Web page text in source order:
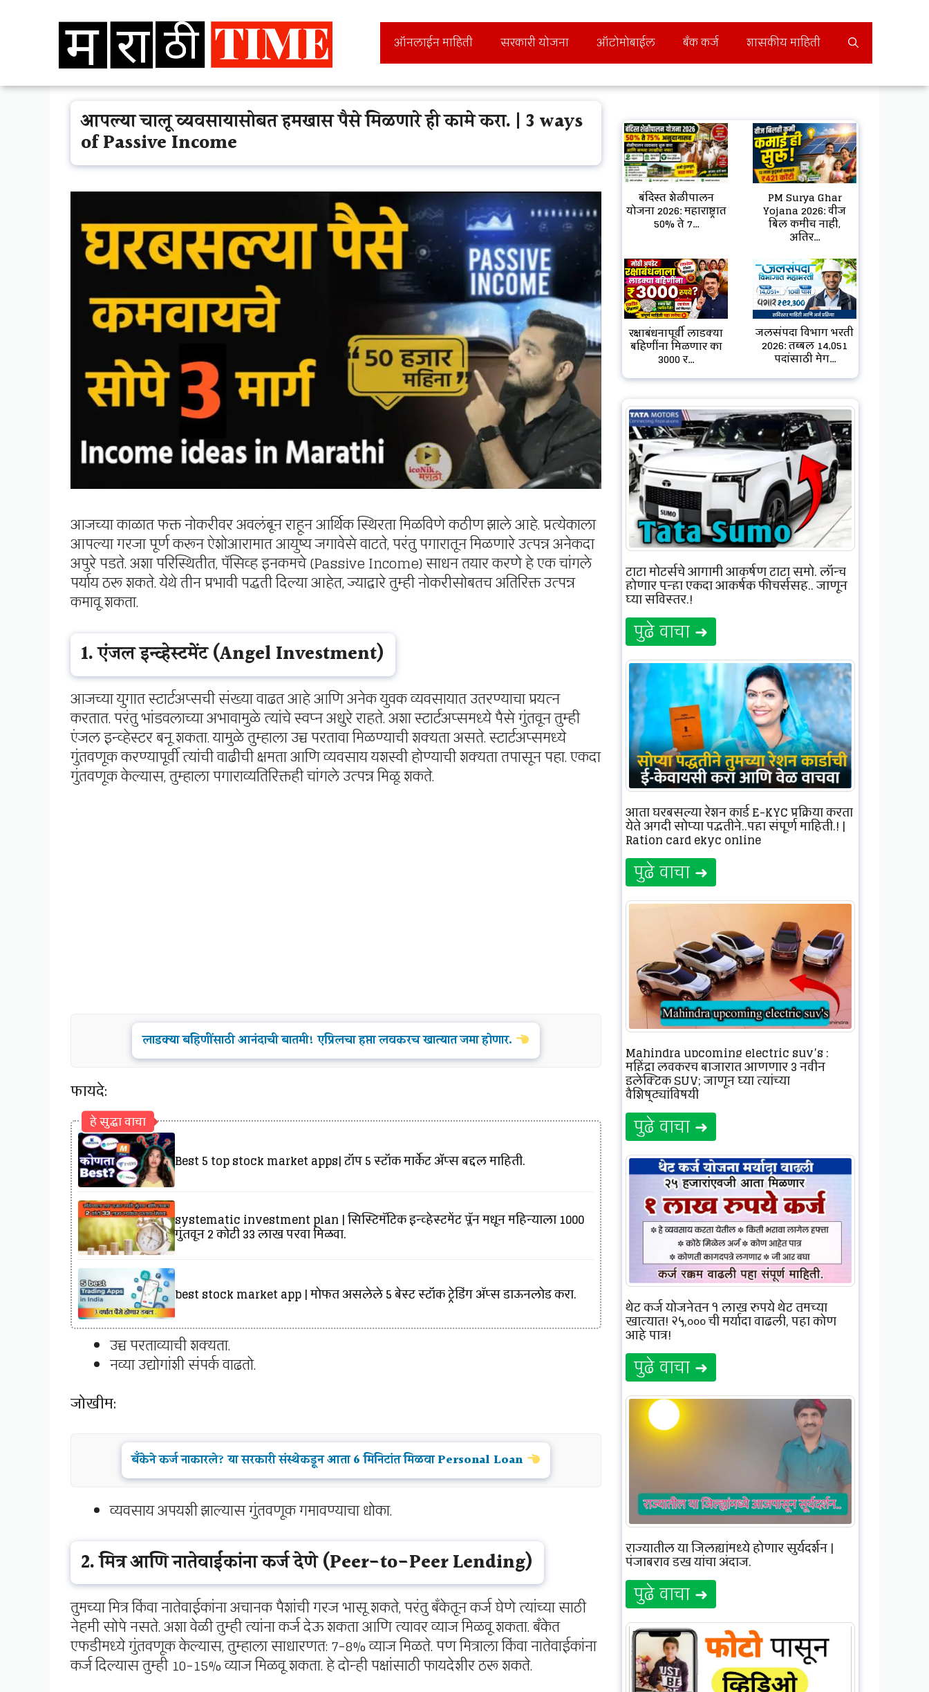
ऑनलाईन माहिती सरकारी योजना ऑटोमोबाईल बँक कर्ज शासकीय माहिती
आपल्या चालू व्यवसायासोबत हमखास पैसे मिळणारे ही कामे करा. | 3 ways
of Passive Income
आजच्या काळात फक्त नोकरीवर अवलंबून राहून आर्थिक स्थिरता मिळविणे कठीण झाले आहे. प्रत्येकाला
आपल्या गरजा पूर्ण करून ऐशोआरामात आयुष्य जगावेसे वाटते, परंतु पगारातून मिळणारे उत्पन्न अनेकदा
अपुरे पडते. अशा परिस्थितीत, पॅसिव्ह इनकमचे (Passive Income) साधन तयार करणे हे एक चांगले
पर्याय ठरू शकते. येथे तीन प्रभावी पद्धती दिल्या आहेत, ज्याद्वारे तुम्ही नोकरीसोबतच अतिरिक्त उत्पन्न
कमावू शकता.
1. एंजल इन्व्हेस्टमेंट (Angel Investment)
आजच्या युगात स्टार्टअप्सची संख्या वाढत आहे आणि अनेक युवक व्यवसायात उतरण्याचा प्रयत्न
करतात. परंतु भांडवलाच्या अभावामुळे त्यांचे स्वप्न अधुरे राहते. अशा स्टार्टअप्समध्ये पैसे गुंतवून तुम्ही
एंजल इन्व्हेस्टर बनू शकता. यामुळे तुम्हाला उच्च परतावा मिळण्याची शक्यता असते. स्टार्टअप्समध्ये
गुंतवणूक करण्यापूर्वी त्यांची वाढीची क्षमता आणि व्यवसाय यशस्वी होण्याची शक्यता तपासून पहा. एकदा
गुंतवणूक केल्यास, तुम्हाला पगाराव्यतिरिक्तही चांगले उत्पन्न मिळू शकते.
लाडक्या बहिणींसाठी आनंदाची बातमी! एप्रिलचा हप्ता लवकरच खात्यात जमा होणार.
फायदे:
हे सुद्धा वाचा
Best 5 top stock market apps| टॉप 5 स्टॉक मार्केट ॲप्स बद्दल माहिती.
systematic investment plan | सिस्टिमॅटिक इन्व्हेस्टमेंट प्लॅन मधून महिन्याला 1000
गुंतवून 2 कोटी 33 लाख परवा मिळवा.
best stock market app | मोफत असलेले 5 बेस्ट स्टॉक ट्रेडिंग अ‍ॅप्स डाऊनलोड करा.
उच्च परताव्याची शक्यता.
नव्या उद्योगांशी संपर्क वाढतो.
जोखीम:
बँकेने कर्ज नाकारले? या सरकारी संस्थेकडून आता 6 मिनिटांत मिळवा Personal Loan
व्यवसाय अपयशी झाल्यास गुंतवणूक गमावण्याचा धोका.
2. मित्र आणि नातेवाईकांना कर्ज देणे (Peer-to-Peer Lending)
तुमच्या मित्र किंवा नातेवाईकांना अचानक पैशांची गरज भासू शकते, परंतु बँकेतून कर्ज घेणे त्यांच्या साठी
नेहमी सोपे नसते. अशा वेळी तुम्ही त्यांना कर्ज देऊ शकता आणि त्यावर व्याज मिळवू शकता. बँकेत
एफडीमध्ये गुंतवणूक केल्यास, तुम्हाला साधारणत: 7-8% व्याज मिळते. पण मित्राला किंवा नातेवाईकांना
कर्ज दिल्यास तुम्ही 10-15% व्याज मिळवू शकता. हे दोन्ही पक्षांसाठी फायदेशीर ठरू शकते.
बंदिस्त शेळीपालन
योजना 2026: महाराष्ट्रात
50% ते 7...
PM Surya Ghar
Yojana 2026: वीज
बिल कमीच नाही,
अतिर...
रक्षाबंधनापूर्वी लाडक्या
बहिणींना मिळणार का
3000 र...
जलसंपदा विभाग भरती
2026: तब्बल 14,051
पदांसाठी मेग...
टाटा मोटर्सचे आगामी आकर्षण टाटा सुमो, लॉन्च
होणार पुन्हा एकदा आकर्षक फीचर्ससह.. जाणून
घ्या सविस्तर.!
पुढे वाचा ➜
आता घरबसल्या रेशन कार्ड E-KYC प्रक्रिया करता
येते अगदी सोप्या पद्धतीने..पहा संपूर्ण माहिती.! |
Ration card ekyc online
पुढे वाचा ➜
Mahindra upcoming electric suv’s :
महिंद्रा लवकरच बाजारात आणणार 3 नवीन
इलेक्ट्रिक SUV; जाणून घ्या त्यांच्या
वैशिष्ट्यांविषयी
पुढे वाचा ➜
थेट कर्ज योजनेतून १ लाख रुपये थेट तुमच्या
खात्यात! २५,००० ची मर्यादा वाढली, पहा कोण
आहे पात्र!
पुढे वाचा ➜
राज्यातील या जिल्ह्यांमध्ये होणार सुर्यदर्शन |
पंजाबराव डख यांचा अंदाज.
पुढे वाचा ➜